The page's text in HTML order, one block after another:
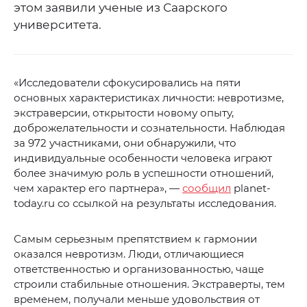
этом заявили ученые из Саарского
университета.
«Исследователи сфокусировались на пяти
основных характеристиках личности: невротизме,
экстраверсии, открытости новому опыту,
доброжелательности и сознательности. Наблюдая
за 972 участниками, они обнаружили, что
индивидуальные особенности человека играют
более значимую роль в успешности отношений,
чем характер его партнера», — сообщил planet-
today.ru со ссылкой на результаты исследования.
Самым серьезным препятствием к гармонии
оказался невротизм. Люди, отличающиеся
ответственностью и организованностью, чаще
строили стабильные отношения. Экстраверты, тем
временем, получали меньше удовольствия от